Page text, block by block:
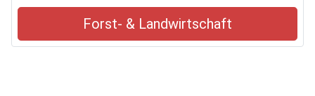
Forst- & Landwirtschaft